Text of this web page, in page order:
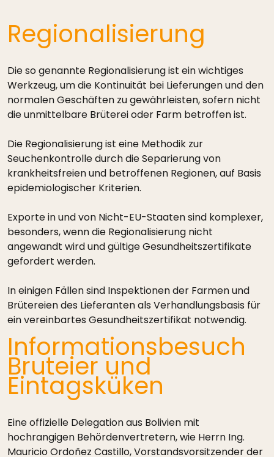
Regionalisierung
Die so genannte Regionalisierung ist ein wichtiges
Werkzeug, um die Kontinuität bei Lieferungen und den
normalen Geschäften zu gewährleisten, sofern nicht
die unmittelbare Brüterei oder Farm betroffen ist.
Die Regionalisierung ist eine Methodik zur
Seuchenkontrolle durch die Separierung von
krankheitsfreien und betroffenen Regionen, auf Basis
epidemiologischer Kriterien.
Exporte in und von Nicht-EU-Staaten sind komplexer,
besonders, wenn die Regionalisierung nicht
angewandt wird und gültige Gesundheitszertifikate
gefordert werden.
In einigen Fällen sind Inspektionen der Farmen und
Brütereien des Lieferanten als Verhandlungsbasis für
ein vereinbartes Gesundheitszertifikat notwendig.
Informationsbesuch
Bruteier und
Eintagsküken
Eine offizielle Delegation aus Bolivien mit
hochrangigen Behördenvertretern, wie Herrn Ing.
Mauricio Ordoñez Castillo, Vorstandsvorsitzender der